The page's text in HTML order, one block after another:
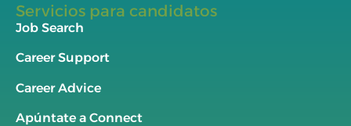
Servicios para candidatos
Job Search
Career Support
Career Advice
Apúntate a Connect